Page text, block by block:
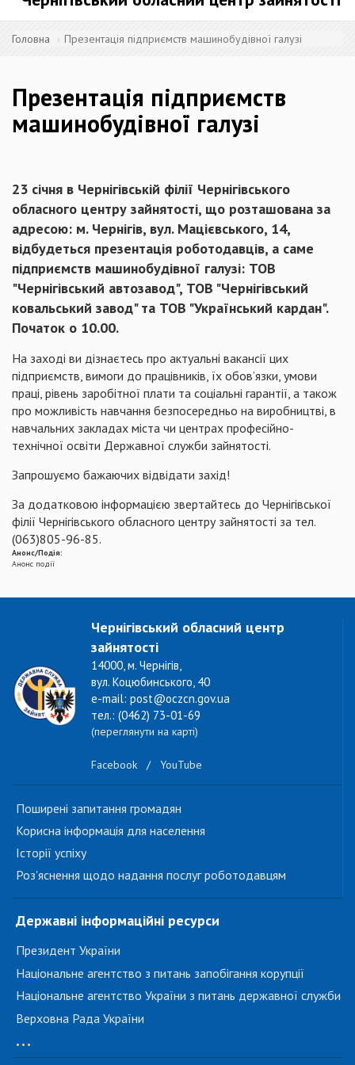
Головна Презентація підприємств машинобудівної галузі
Презентація підприємств
машинобудівної галузі
23 січня в Чернігівській філії Чернігівського
обласного центру зайнятості, що розташована за
адресою: м. Чернігів, вул. Мацієвського, 14,
відбудеться презентація роботодавців, а саме
підприємств машинобудівної галузі: ТОВ
"Чернігівський автозавод", ТОВ "Чернігівський
ковальський завод" та ТОВ "Український кардан".
Початок о 10.00.
На заході ви дізнаєтесь про актуальні вакансії цих
підприємств, вимоги до працівників, їх обов’язки, умови
праці, рівень заробітної плати та соціальні гарантії, а також
про можливість навчання безпосередньо на виробництві, в
навчальних закладах міста чи центрах професійно-
технічної освіти Державної служби зайнятості.
Запрошуємо бажаючих відвідати захід!
За додатковою інформацією звертайтесь до Чернігівської
філії Чернігівського обласного центру зайнятості за тел.
(063)805-96-85.
Анонс/Подія:
Анонс події
Чернігівський обласний центр
зайнятості
14000, м. Чернігів,
вул. Коцюбинського, 40
e-mail: post@oczcn.gov.ua
тел.: (0462) 73-01-69
(переглянути на карті)
Facebook / YouTube
Поширені запитання громадян
Корисна інформація для населення
Історії успіху
Роз'яснення щодо надання послуг роботодавцям
Державні інформаційні ресурси
Президент України
Національне агентство з питань запобігання корупції
Національне агентство України з питань державної служби
Верховна Рада України
...